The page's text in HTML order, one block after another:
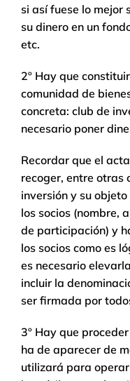
si así fuese lo mejor
su dinero en un
etc.
2º Hay que
comunidad de
concreta: club de
necesario poner
Recordar que el
recoger, entre otras
inversión y su
los socios (nombre,
de participación) y
los socios como es
es necesario
incluir la
ser firmada por
3º Hay que
ha de aparecer de
utilizará para